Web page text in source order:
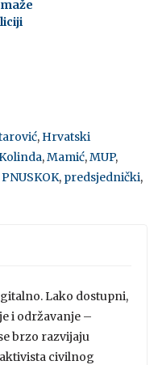
, Hrvatski
,Mamić,MUP,
PNUSKOK, predsjednički,
Lako dostupni,
i održavanje –
brzo razvijaju
civilnog